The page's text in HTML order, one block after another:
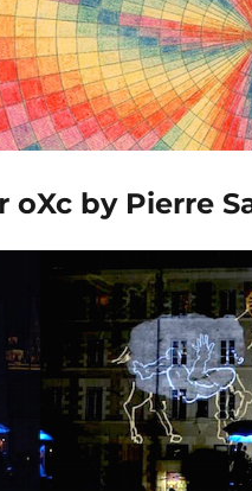
by Pierre